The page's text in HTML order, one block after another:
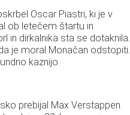
Oscar Piastri, ki je v
ob letečem štartu in
in dirkalnika sta se dotaknila.
je moral Monačan odstopiti.
kaznijo.
prebijal Max Verstappen.